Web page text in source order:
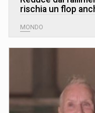
rischia un flop
MONDO